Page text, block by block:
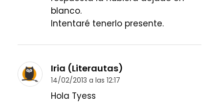
blanco.
Intentaré tenerlo presente.
Iria (Literautas)
14/02/2013 a las 12:17
Hola Tyess